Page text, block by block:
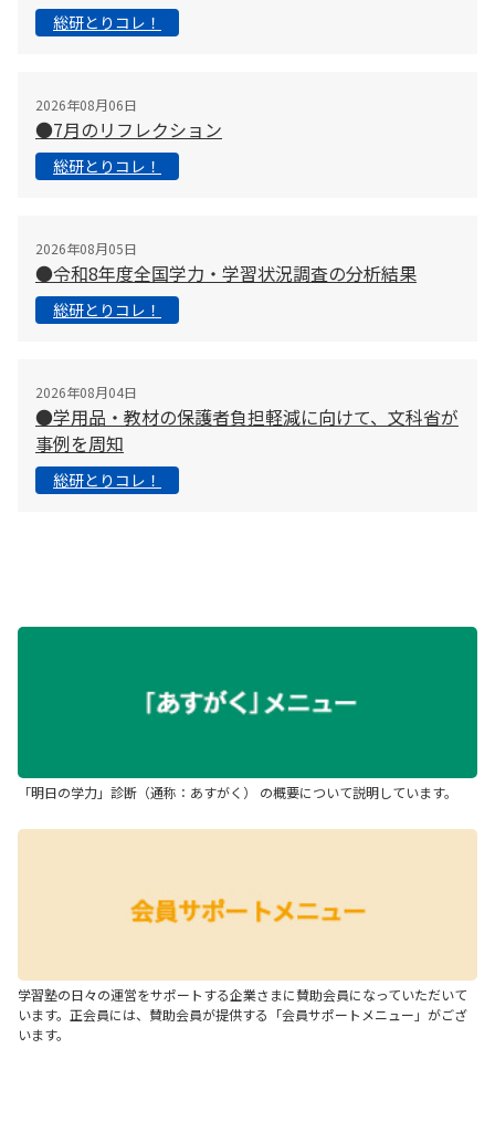
総研とりコレ！
2026年08月06日
●7月のリフレクション
総研とりコレ！
2026年08月05日
●令和8年度全国学力・学習状況調査の分析結果
総研とりコレ！
2026年08月04日
●学用品・教材の保護者負担軽減に向けて、文科省が
事例を周知
総研とりコレ！
「明日の学力」診断（通称：あすがく） の概要について説明しています。
学習塾の日々の運営をサポートする企業さまに賛助会員になっていただいて
います。正会員には、賛助会員が提供する「会員サポートメニュー」がござ
います。